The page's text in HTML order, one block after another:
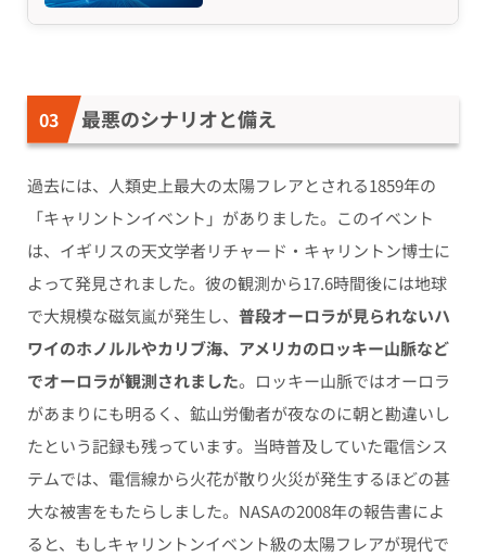
最悪のシナリオと備え
過去には、人類史上最大の太陽フレアとされる1859年の
「キャリントンイベント」がありました。このイベント
は、イギリスの天文学者リチャード・キャリントン博士に
よって発見されました。彼の観測から17.6時間後には地球
で大規模な磁気嵐が発生し、 普段オーロラが見られないハ
ワイのホノルルやカリブ海、アメリカのロッキー山脈など
でオーロラが観測されました。ロッキー山脈ではオーロラ
があまりにも明るく、鉱山労働者が夜なのに朝と勘違いし
たという記録も残っています。当時普及していた電信シス
テムでは、電信線から火花が散り火災が発生するほどの甚
大な被害をもたらしました。NASAの2008年の報告書によ
ると、もしキャリントンイベント級の太陽フレアが現代で